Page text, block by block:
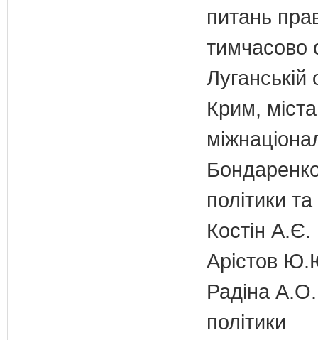
питань
тимчасово
Крим,
політики
Костін А.Є.
Арістов
Радіна А.О.
політики